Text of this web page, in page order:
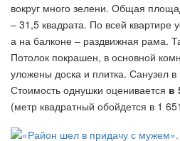
вокруг много зелени. Общая
– 31,5 квадрата. По всей квартире
а на балконе – раздвижная рама.
Потолок покрашен, в основной
уложены доска и плитка. Санузел
Стоимость однушки оценивается в
(метр квадратный обойдется в 1